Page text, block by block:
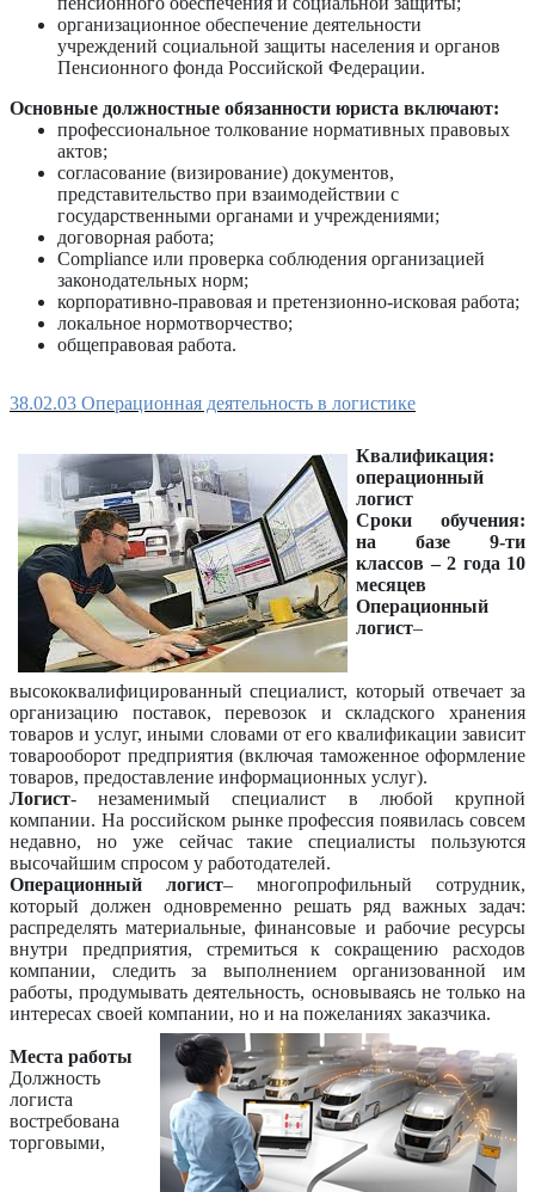
организационное обеспечение деятельности
учреждений социальной защиты населения и органов
Пенсионного фонда Российской Федерации.
Основные должностные обязанности юриста включают:
профессиональное толкование нормативных правовых
актов;
согласование (визирование) документов,
представительство при взаимодействии с
государственными органами и учреждениями;
договорная работа;
Compliance или проверка соблюдения организацией
законодательных норм;
корпоративно-правовая и претензионно-исковая работа;
локальное нормотворчество;
общеправовая работа.
38.02.03 Операционная деятельность в логистике
Квалификация:
операционный
логист
Сроки обучения:
на базе 9-ти
классов – 2 года 10
месяцев
Операционный
логист–
высококвалифицированный специалист, который отвечает за
организацию поставок, перевозок и складского хранения
товаров и услуг, иными словами от его квалификации зависит
товарооборот предприятия (включая таможенное оформление
товаров, предоставление информационных услуг).
Логист- незаменимый специалист в любой крупной
компании. На российском рынке профессия появилась совсем
недавно, но уже сейчас такие специалисты пользуются
высочайшим спросом у работодателей.
Операционный логист– многопрофильный сотрудник,
который должен одновременно решать ряд важных задач:
распределять материальные, финансовые и рабочие ресурсы
внутри предприятия, стремиться к сокращению расходов
компании, следить за выполнением организованной им
работы, продумывать деятельность, основываясь не только на
интересах своей компании, но и на пожеланиях заказчика.
Места работы
Должность
логиста
востребована
торговыми,